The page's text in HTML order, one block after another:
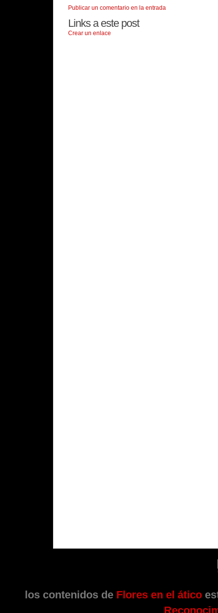
Publicar un comentario en la entrada
Links a este post
Crear un enlace
los contenidos de Flores en el ático